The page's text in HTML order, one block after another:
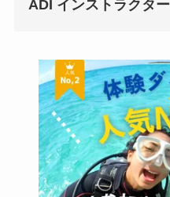
ADI インストラクター